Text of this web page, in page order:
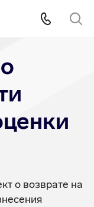
о возврате на